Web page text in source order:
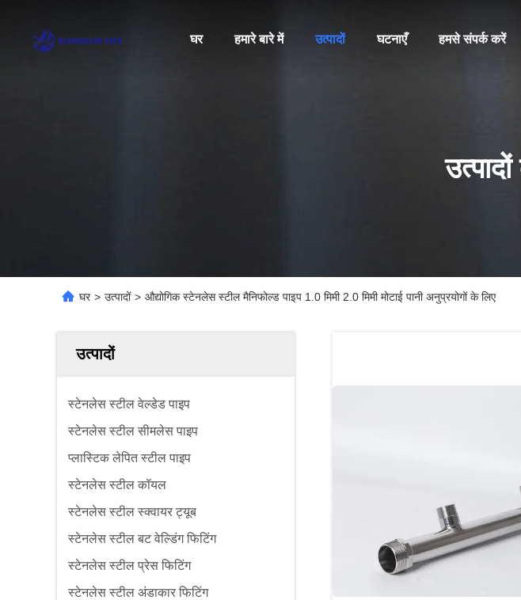
घर हमारे बारे में उत्पादों घटनाएँ हमसे संपर्क करें
घर > उत्पादों > औद्योगिक स्टेनलेस स्टील मैनिफोल्ड पाइप 1.0 मिमी 2.0 मिमी मोटाई पानी अनुप्रयोगों के लिए
उत्पादों
स्टेनलेस स्टील वेल्डेड पाइप
स्टेनलेस स्टील सीमलेस पाइप
प्लास्टिक लेपित स्टील पाइप
स्टेनलेस स्टील कॉयल
स्टेनलेस स्टील स्क्वायर ट्यूब
स्टेनलेस स्टील बट वेल्डिंग फिटिंग
स्टेनलेस स्टील प्रेस फिटिंग
स्टेनलेस स्टील अंडाकार फिटिंग